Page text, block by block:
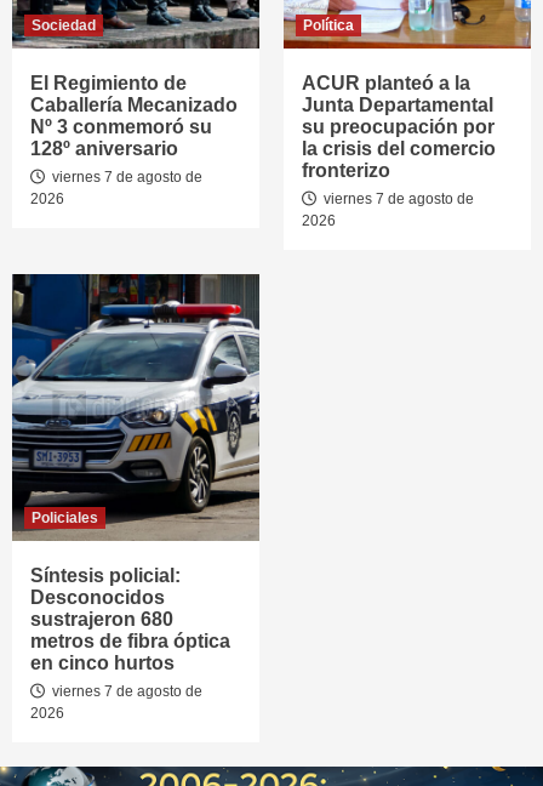
Sociedad
El Regimiento de
Caballería Mecanizado
Nº 3 conmemoró su
128º aniversario
viernes 7 de agosto de
2026
Política
ACUR planteó a la
Junta Departamental
su preocupación por
la crisis del comercio
fronterizo
viernes 7 de agosto de
2026
Policiales
Síntesis policial:
Desconocidos
sustrajeron 680
metros de fibra óptica
en cinco hurtos
viernes 7 de agosto de
2026